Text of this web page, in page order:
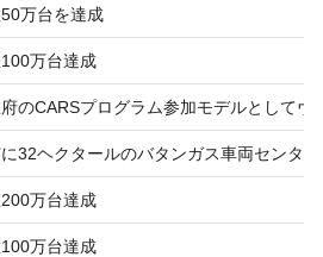
万台を達成
万台達成
のCARSプログラム参加モデルとしてヴ
32ヘクタールのバタンガス車両センタ
万台達成
万台達成